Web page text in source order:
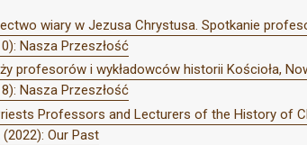
wiary w Jezusa Chrystusa. Spotkanie
Nasza Przeszłość
profesorów i wykładowców historii Kościoła,
Nasza Przeszłość
Professors and Lecturers of the History of
Our Past